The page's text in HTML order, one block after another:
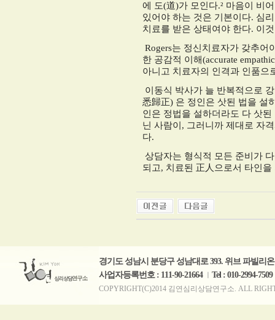
에 도(道)가 모인다.² 마음이 비
있어야 하는 것은 기본이다. 심
치료를 받은 상태여야 한다. 이
Rogers는 정신치료자가 갖추어
한 공감적 이해(accurate
아니고 치료자의 인격과 인품으
이동식 박사가 늘 반복적으로
悉歸正) 은 정인은 삿된 법을 설
인은 정법을 설하더라도 다 삿
닌 사람이 , 그러니까 제대로 자
다.
상담자는 형식적 모든 준비가
되고, 치료된 正人 으로서 타인
경기도 성남시 분당구 성남대로 393. 위브 파빌리온
사업자등록번호 : 111-90-21664
Tel : 010-2994-7509
COPYRIGHT(C)2014 김연심리상담연구소. ALL